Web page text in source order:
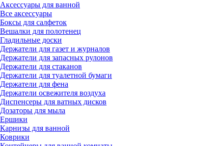
Аксессуары для ванной
Все аксессуары
Боксы для салфеток
Вешалки для полотенец
Гладильные доски
Держатели для газет и журналов
Держатели для запасных рулонов
Держатели для стаканов
Держатели для туалетной бумаги
Держатели для фена
Держатели освежителя воздуха
Диспенсеры для ватных дисков
Дозаторы для мыла
Ершики
Карнизы для ванной
Коврики